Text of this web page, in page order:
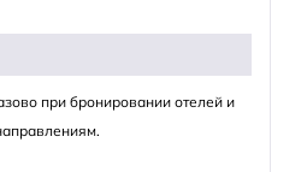
при бронировании отелей и